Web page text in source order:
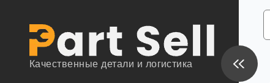
Качественные детали и логистика